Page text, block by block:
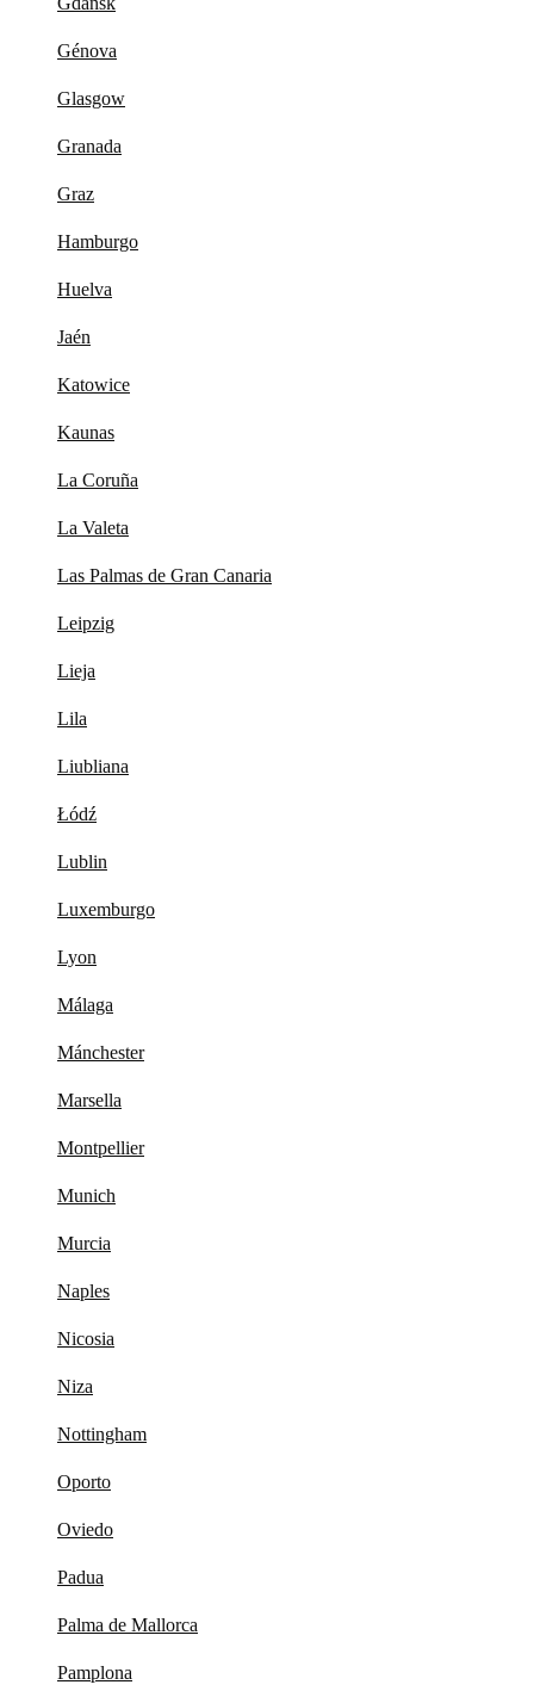
Génova
Glasgow
Granada
Graz
Hamburgo
Huelva
Jaén
Katowice
Kaunas
La Coruña
La Valeta
Las Palmas de Gran Canaria
Leipzig
Lieja
Lila
Liubliana
Łódź
Lublin
Luxemburgo
Lyon
Málaga
Mánchester
Marsella
Montpellier
Munich
Murcia
Naples
Nicosia
Niza
Nottingham
Oporto
Oviedo
Padua
Palma de Mallorca
Pamplona